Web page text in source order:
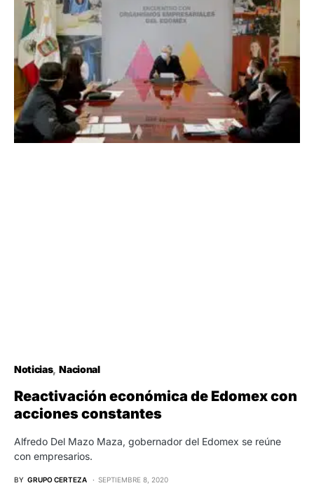
Noticias Nacional
Reactivación económica de Edomex con
acciones constantes
Alfredo Del Mazo Maza, gobernador del Edomex se reúne
con empresarios.
BY GRUPO CERTEZA SEPTIEMBRE 8, 2020